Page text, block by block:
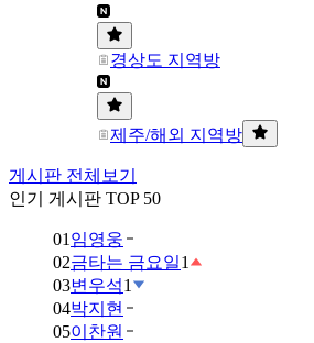
경상도 지역방
제주/해외 지역방
게시판 전체보기
인기 게시판 TOP 50
01 임영웅
02금타는 금요일1
03변우석1
04박지현
05이찬원